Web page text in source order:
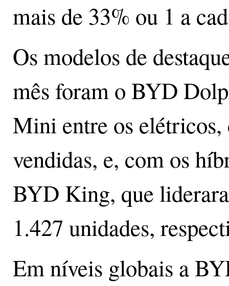
mais de 33% ou 1 a
Os modelos de
mês foram o BYD
Mini entre os elétricos,
vendidas, e, com os
BYD King, que
1.427 unidades,
Em níveis globais a